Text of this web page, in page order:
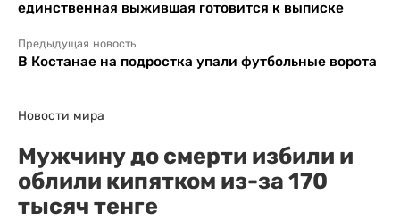
единственная выжившая готовится к выписке
Предыдущая новость
В Костанае на подростка упали футбольные ворота
Новости мира
Мужчину до смерти избили и
облили кипятком из-за 170
тысяч тенге